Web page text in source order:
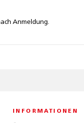
Anmeldung.
INFORMATIONEN